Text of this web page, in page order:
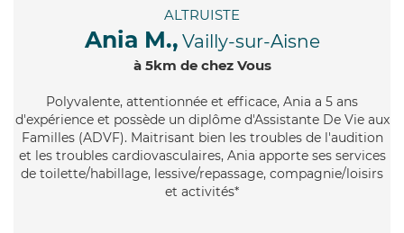
ALTRUISTE
Ania M., Vailly-sur-Aisne
à 5km de chez Vous
Polyvalente, attentionnée et efficace, Ania a 5 ans
d'expérience et possède un diplôme d'Assistante De Vie aux
Familles (ADVF). Maitrisant bien les troubles de l'audition
et les troubles cardiovasculaires, Ania apporte ses services
de toilette/habillage, lessive/repassage, compagnie/loisirs
et activités*